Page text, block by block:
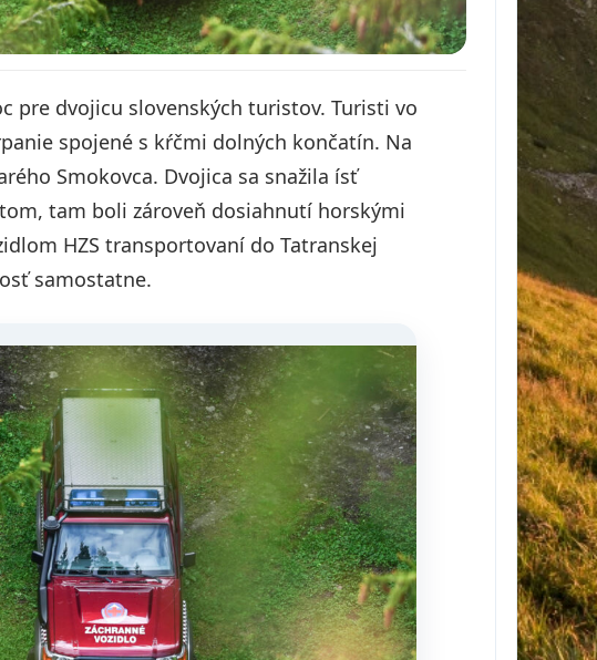
pre dvojicu slovenských turistov. Turisti vo
spojené s kŕčmi dolných končatín. Na
Smokovca. Dvojica sa snažila ísť
tam boli zároveň dosiahnutí horskými
HZS transportovaní do Tatranskej
samostatne.